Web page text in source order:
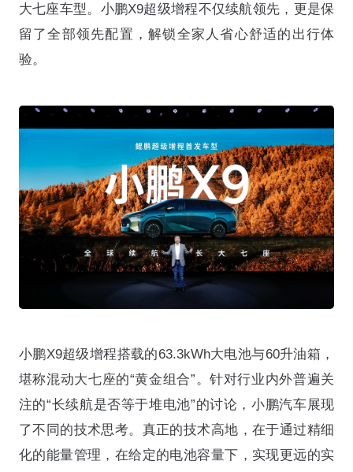
大七座车型。小鹏X9超级增程不仅续航领先，更是保
留了全部领先配置，解锁全家人省心舒适的出行体
验。
小鹏X9超级增程搭载的63.3kWh大电池与60升油箱，
堪称混动大七座的“黄金组合”。针对行业内外普遍关
注的“长续航是否等于堆电池”的讨论，小鹏汽车展现
了不同的技术思考。真正的技术高地，在于通过精细
化的能量管理，在给定的电池容量下，实现更远的实